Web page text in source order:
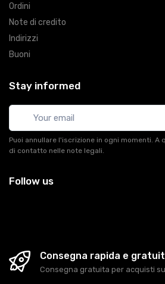
Ordini
Note di credito
Indirizzi
Buoni
Stay informed
Puoi annullare l'iscrizione in ogni momenti. A
di contatto nelle note legali.
Follow us
Consegna rapida e
Consegna gratuita per acquisti